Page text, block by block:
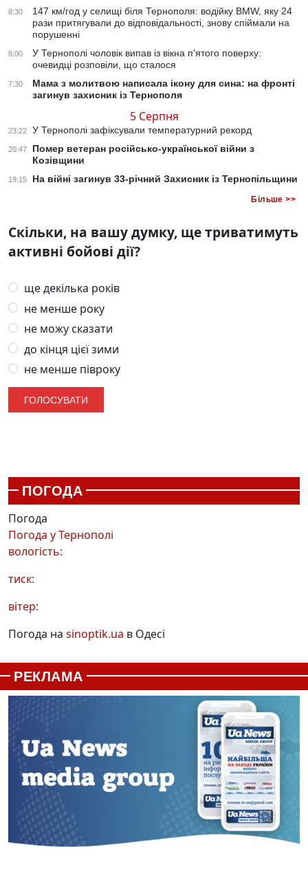
8:30
147 км/год у селищі біля Тернополя: водійку BMW, яку 24
рази притягували до відповідальності, знову спіймали на
порушенні
8:00
У Тернополі чоловік випав із вікна п’ятого поверху:
очевидці розповіли, що сталося
7:30
Мама з молитвою написала ікону для сина: на фронті
загинув захисник із Тернополя
5 Серпня
23:22 У Тернополі зафіксували температурний рекорд
20:47
Помер ветеран російсько-української війни з
Козівщини
19:15 На війні загинув 33-річний Захисник із Тернопільщини
Більше >>
Скільки, на вашу думку, ще триватимуть
активні бойові дії?
ще декілька років
не менше року
не можу сказати
до кінця цієї зими
не менше півроку
ПОГОДА
Погода
Погода уТернополі
вологість:
тиск:
вітер:
Погода на sinoptik.ua в Одесі
РЕКЛАМА